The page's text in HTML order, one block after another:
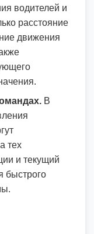
водителей и
расстояние
движения
В
тех
и текущий
быстрого